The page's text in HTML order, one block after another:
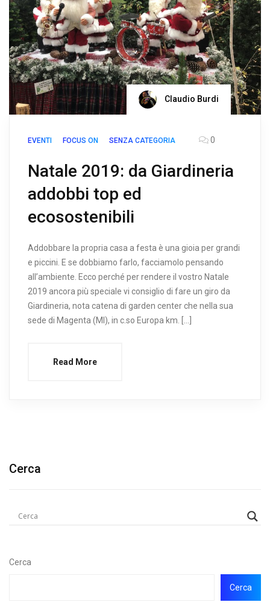
Claudio Burdi
EVENTI FOCUS ON SENZA CATEGORIA 0
Natale 2019: da Giardineria
addobbi top ed
ecosostenibili
Addobbare la propria casa a festa è una gioia per grandi
e piccini. E se dobbiamo farlo, facciamolo pensando
all’ambiente. Ecco perché per rendere il vostro Natale
2019 ancora più speciale vi consiglio di fare un giro da
Giardineria, nota catena di garden center che nella sua
sede di Magenta (MI), in c.so Europa km. […]
Read More
Cerca
Cerca
Cerca